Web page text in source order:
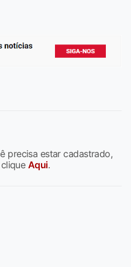
precisa estar cadastrado,
Aqui.